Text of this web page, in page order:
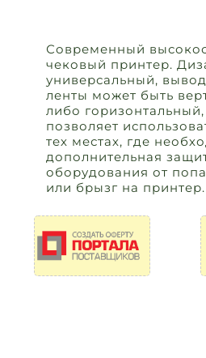
Современный
чековый принтер.
универсальный,
ленты может быть
либо горизонтальный,
позволяет
тех местах, где
дополнительная
оборудования от
или брызг на принтер.